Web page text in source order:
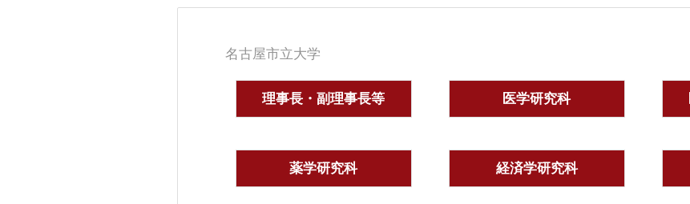
名古屋市立大学
理事長・副理事長等 医学研究科
薬学研究科 経済学研究科